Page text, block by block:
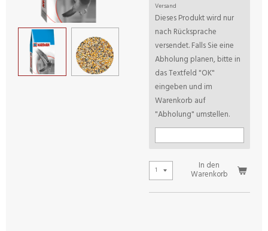
Versand
Dieses Produkt wird nur
nach Rücksprache
versendet. Falls Sie eine
Abholung planen, bitte in
das Textfeld "OK"
eingeben und im
Warenkorb auf
"Abholung" umstellen.
In den
Warenkorb